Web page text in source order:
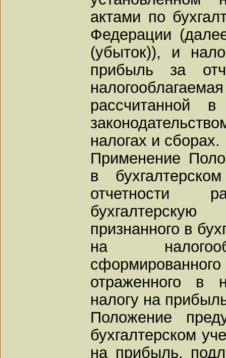
актами по
Федерации
(убыток)), и
прибыль за
рассчитанной
налогах и сборах.
Применение
в
отчетности
признанного в
на
отраженного в
налогу на
Положение
бухгалтерском
на прибыль,